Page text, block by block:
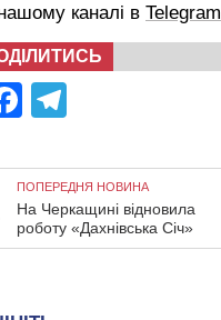
каналі в Telegram
Facebook
ПОПЕРЕДНЯ НОВИНА
На Черкащині відновила
роботу «Дахнівська Січ»